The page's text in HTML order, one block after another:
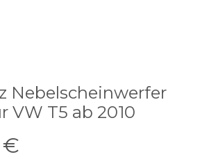
Nebelscheinwerfer
VW T5 ab 2010
€